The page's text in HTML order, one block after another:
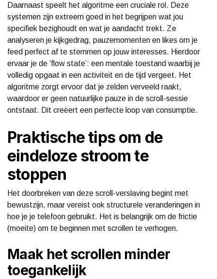
Daarnaast speelt het algoritme een cruciale rol. Deze
systemen zijn extreem goed in het begrijpen wat jou
specifiek bezighoudt en wat je aandacht trekt. Ze
analyseren je kijkgedrag, pauzemomenten en likes om je
feed perfect af te stemmen op jouw interesses. Hierdoor
ervaar je de ‘flow state’: een mentale toestand waarbij je
volledig opgaat in een activiteit en de tijd vergeet. Het
algoritme zorgt ervoor dat je zelden verveeld raakt,
waardoor er geen natuurlijke pauze in de scroll-sessie
ontstaat. Dit creëert een perfecte loop van consumptie.
Praktische tips om de
eindeloze stroom te
stoppen
Het doorbreken van deze scroll-verslaving begint met
bewustzijn, maar vereist ook structurele veranderingen in
hoe je je telefoon gebruikt. Het is belangrijk om de frictie
(moeite) om te beginnen met scrollen te verhogen.
Maak het scrollen minder
toegankelijk